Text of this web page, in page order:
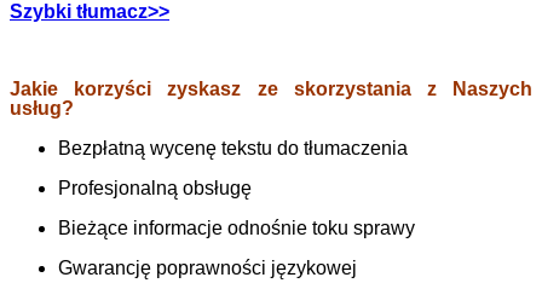
Szybki tłumacz>>
Jakie korzyści zyskasz ze skorzystania z Naszych
usług?
Bezpłatną wycenę tekstu do tłumaczenia
Profesjonalną obsługę
Bieżące informacje odnośnie toku sprawy
Gwarancję poprawności językowej